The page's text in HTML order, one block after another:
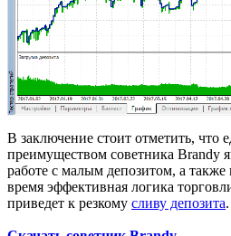
В заключение стоит отметить, что
преимуществом советника Brandy
работе с малым депозитом, а также
время эффективная логика
приведет к резкому сливу депозита.